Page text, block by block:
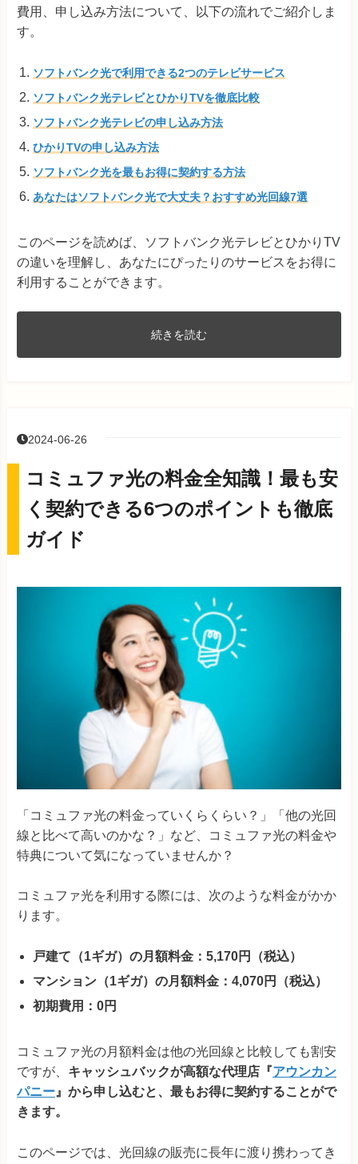
費用、申し込み方法について、以下の流れでご紹介しま
す。
ソフトバンク光で利用できる2つのテレビサービス
ソフトバンク光テレビとひかりTVを徹底比較
ソフトバンク光テレビの申し込み方法
ひかりTVの申し込み方法
ソフトバンク光を最もお得に契約する方法
あなたはソフトバンク光で大丈夫？おすすめ光回線7選
このページを読めば、ソフトバンク光テレビとひかりTV
の違いを理解し、あなたにぴったりのサービスをお得に
利用することができます。
続きを読む
2024-06-26
コミュファ光の料金全知識！最も安
く契約できる6つのポイントも徹底
ガイド
「コミュファ光の料金っていくらくらい？」「他の光回
線と比べて高いのかな？」など、コミュファ光の料金や
特典について気になっていませんか？
コミュファ光を利用する際には、次のような料金がかか
ります。
戸建て（1ギガ）の月額料金：5,170円（税込）
マンション（1ギガ）の月額料金：4,070円（税込）
初期費用：0円
コミュファ光の月額料金は他の光回線と比較しても割安
ですが、 キャッシュバックが高額な代理店『アウンカン
パニー 』から申し込むと、最もお得に契約することがで
きます。
このページでは、 光回線の販売に長年に渡り携わってき